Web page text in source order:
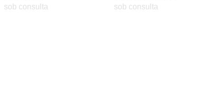
sob consulta
sob consulta